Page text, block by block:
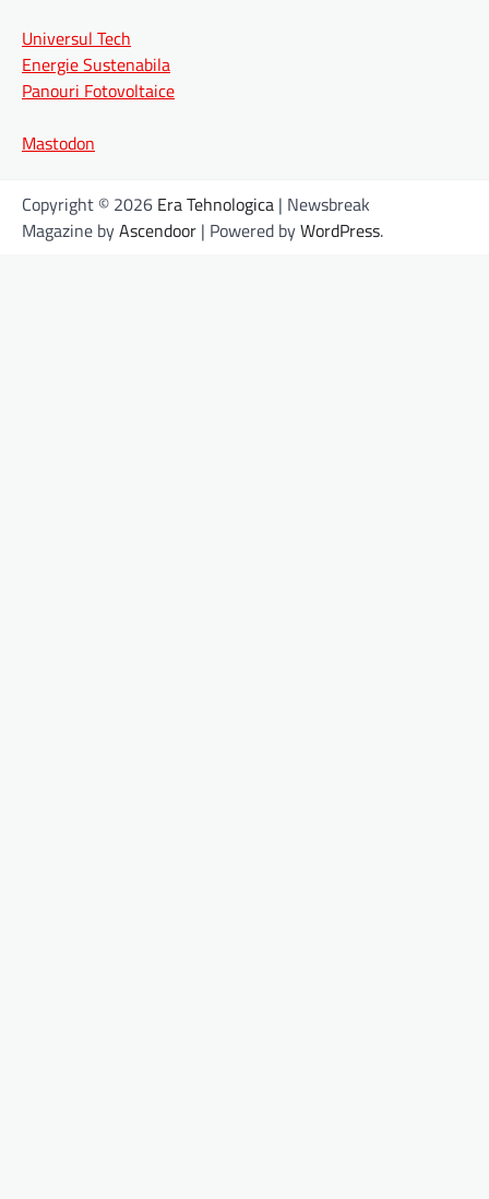
Universul Tech
Energie Sustenabila
Panouri Fotovoltaice
Mastodon
Copyright © 2026 Era Tehnologica | Newsbreak
Magazine byAscendoor | Powered byWordPress.